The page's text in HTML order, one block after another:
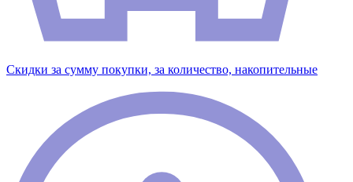
Скидки за сумму покупки, за количество, накопительные